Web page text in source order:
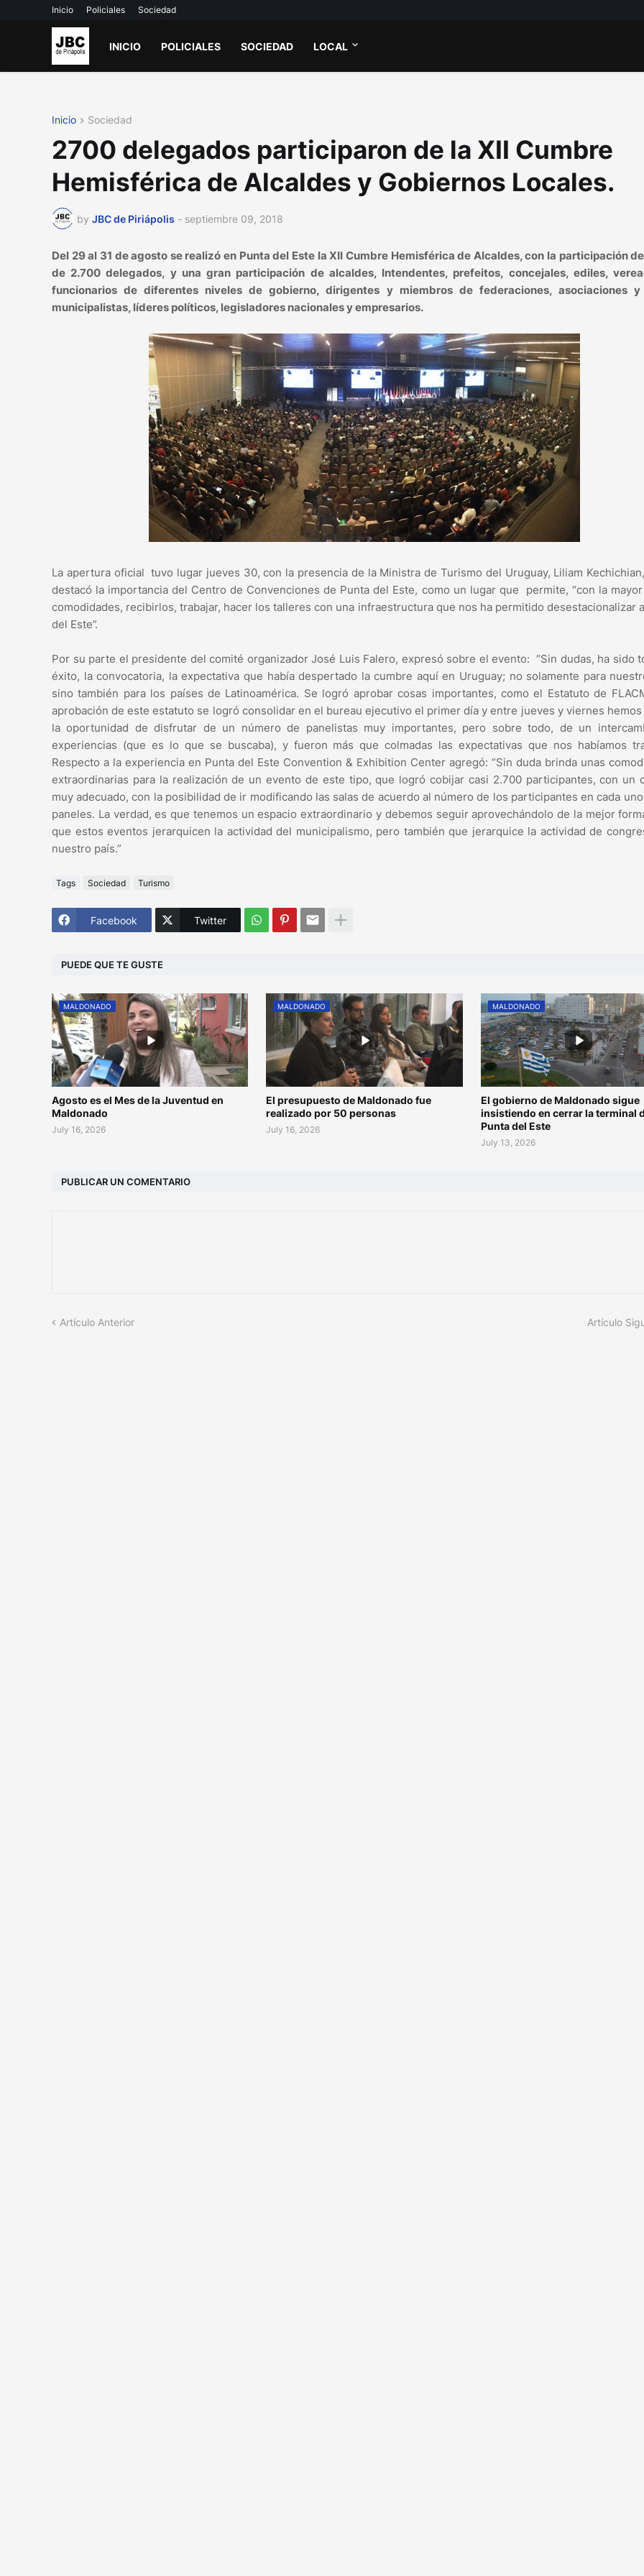
Inicio Policiales Sociedad
INICIO POLICIALES SOCIEDAD LOCAL
Inicio Sociedad
2700 delegados participaron de la XII Cumbre
Hemisférica de Alcaldes y Gobiernos Locales.
by JBC de Piriápolis - septiembre 09, 2018
Del 29 al 31 de agosto se realizó en Punta del Este la XII Cumbre Hemisférica de Alcaldes, con la participación
de 2.700 delegados, y una gran participación de alcaldes, Intendentes, prefeitos, concejales, ediles,
funcionarios de diferentes niveles de gobierno, dirigentes y miembros de federaciones, asociaciones y
municipalistas, líderes políticos, legisladores nacionales y empresarios.
La apertura oficial tuvo lugar jueves 30, con la presencia de la Ministra de Turismo del Uruguay, Liliam
destacó la importancia del Centro de Convenciones de Punta del Este, como un lugar que permite, “con la
comodidades, recibirlos, trabajar, hacer los talleres con una infraestructura que nos ha permitido desestacionalizar
del Este”.
Por su parte el presidente del comité organizador José Luis Falero, expresó sobre el evento: “Sin dudas, ha sido
éxito, la convocatoria, la expectativa que había despertado la cumbre aquí en Uruguay; no solamente para
sino también para los países de Latinoamérica. Se logró aprobar cosas importantes, como el Estatuto de
aprobación de este estatuto se logró consolidar en el bureau ejecutivo el primer día y entre jueves y viernes
la oportunidad de disfrutar de un número de panelistas muy importantes, pero sobre todo, de un
experiencias (que es lo que se buscaba), y fueron más que colmadas las expectativas que nos habíamos
Respecto a la experiencia en Punta del Este Convention & Exhibition Center agregó: “Sin duda brinda unas
extraordinarias para la realización de un evento de este tipo, que logró cobijar casi 2.700 participantes, con un
muy adecuado, con la posibilidad de ir modificando las salas de acuerdo al número de los participantes en cada
paneles. La verdad, es que tenemos un espacio extraordinario y debemos seguir aprovechándolo de la mejor
que estos eventos jerarquicen la actividad del municipalismo, pero también que jerarquice la actividad de
nuestro país.”
Tags Sociedad Turismo
Facebook Twitter
PUEDE QUE TE GUSTE
MALDONADO
Agosto es el Mes de la Juventud en
Maldonado
July 16, 2026
MALDONADO
El presupuesto de Maldonado fue
realizado por 50 personas
July 16, 2026
MALDONADO
El gobierno de Maldonado sigue
insistiendo en cerrar la terminal
Punta del Este
July 13, 2026
PUBLICAR UN COMENTARIO
Artículo Anterior Artículo